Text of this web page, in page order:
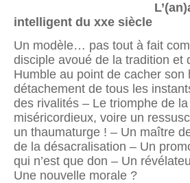
L’(an)artiste
intelligent du xxe siècle
Un modèle… pas tout à fait
disciple avoué de la tradition et
Humble au point de cacher son
détachement de tous les
des rivalités – Le triomphe de
miséricordieux, voire un
un thaumaturge ! – Un maître
de la désacralisation – Un
qui n’est que don – Un
Une nouvelle morale ?